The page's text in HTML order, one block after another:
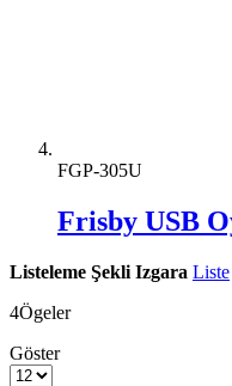
FGP-305U
Frisby USB
Listeleme Şekli Izgara Liste
4Ögeler
Göster